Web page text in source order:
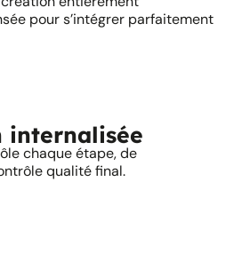
pour s’intégrer parfaitement
internalisée
chaque étape, de
qualité final.